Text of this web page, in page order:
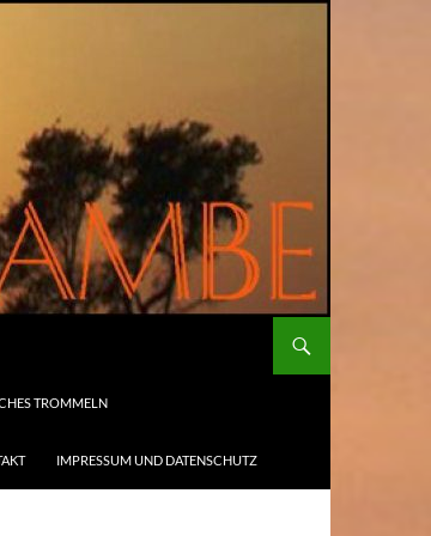
TROMMELN
IMPRESSUM UND DATENSCHUTZ